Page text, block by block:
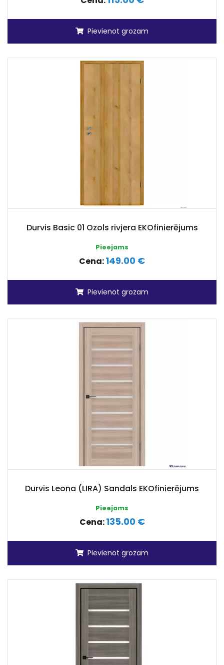
Pievienot grozam
Durvis Basic 01 Ozols rivjera EKOfinierējums
Pieejams
Cena:149.00 €
Pievienot grozam
Durvis Leona (LIRA) Sandals EKOfinierējums
Pieejams
Cena:135.00 €
Pievienot grozam